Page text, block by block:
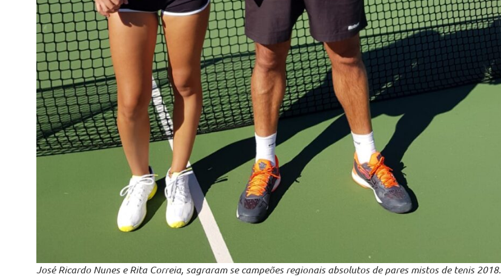
José Ricardo Nunes e Rita Correia, sagraram se campeões regionais absolutos de pares mistos de tenis 2018.